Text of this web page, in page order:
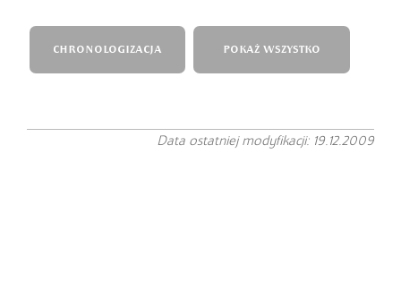
CHRONOLOGIZACJA POKAŻ WSZYSTKO
Data ostatniej modyfikacji: 19.12.2009